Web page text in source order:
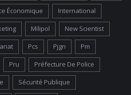
Économique International
Milipol New Scientist
Pcs Pjgn Pm
Pru Préfecture De Police
Sécurité Publique